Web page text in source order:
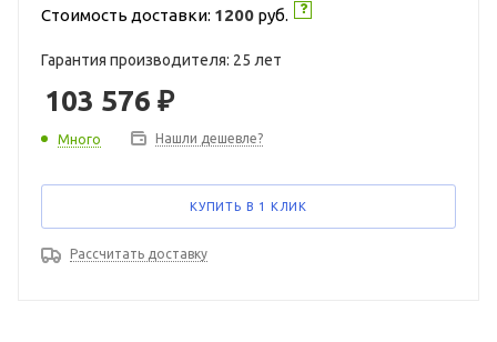
Стоимость доставки: 1200 руб.
Гарантия производителя: 25 лет
103 576 ₽
Много Нашли дешевле?
КУПИТЬ В 1 КЛИК
Рассчитать доставку